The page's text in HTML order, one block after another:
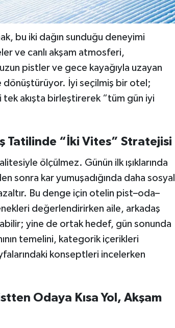
bu iki dağın sunduğu deneyimi
ve canlı akşam atmosferi,
pistler ve gece kayağıyla uzayan
dönüştürüyor. İyi seçilmiş bir otel;
tek akışta birleştirerek “tüm gün iyi
Tatilinde “İki Vites” Stratejisi
ölçülmez. Günün ilk ışıklarında
sonra kar yumuşadığında daha sosyal
Bu denge için otelin pist–oda–
değerlendirirken aile, arkadaş
yine de ortak hedef, gün sonunda
temelini, kategorik içerikleri
konseptleri incelerken
Odaya Kısa Yol, Akşam